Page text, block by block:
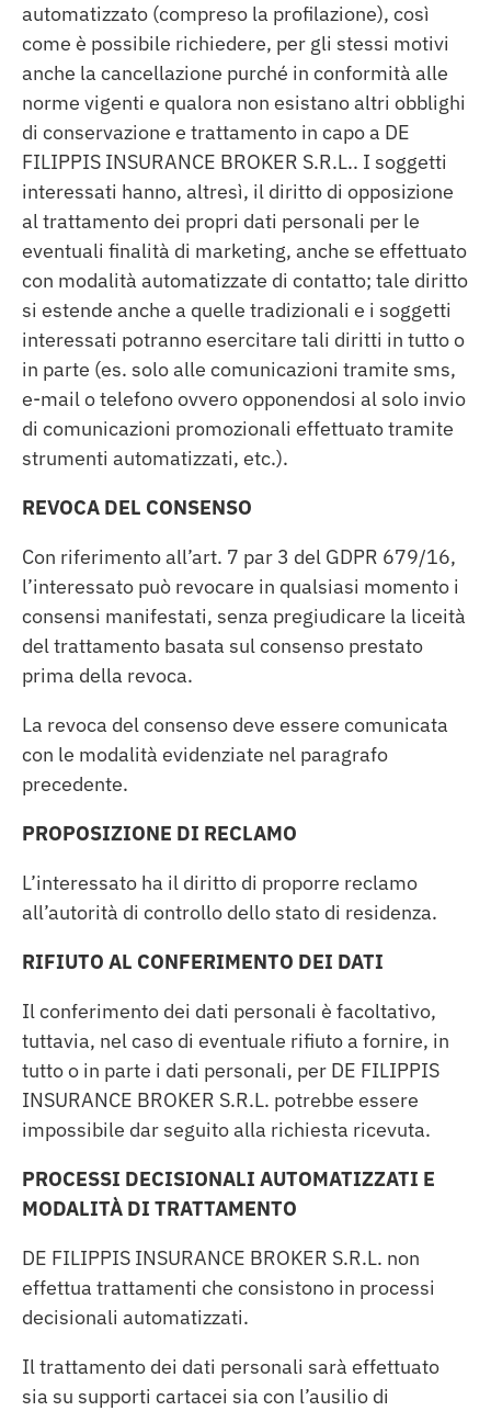
automatizzato (compreso la profilazione), così
come è possibile richiedere, per gli stessi motivi
anche la cancellazione purché in conformità alle
norme vigenti e qualora non esistano altri obblighi
di conservazione e trattamento in capo a DE
FILIPPIS INSURANCE BROKER S.R.L.. I soggetti
interessati hanno, altresì, il diritto di opposizione
al trattamento dei propri dati personali per le
eventuali finalità di marketing, anche se effettuato
con modalità automatizzate di contatto; tale diritto
si estende anche a quelle tradizionali e i soggetti
interessati potranno esercitare tali diritti in tutto o
in parte (es. solo alle comunicazioni tramite sms,
e-mail o telefono ovvero opponendosi al solo invio
di comunicazioni promozionali effettuato tramite
strumenti automatizzati, etc.).
REVOCA DEL CONSENSO
Con riferimento all’art. 7 par 3 del GDPR 679/16,
l’interessato può revocare in qualsiasi momento i
consensi manifestati, senza pregiudicare la liceità
del trattamento basata sul consenso prestato
prima della revoca.
La revoca del consenso deve essere comunicata
con le modalità evidenziate nel paragrafo
precedente.
PROPOSIZIONE DI RECLAMO
L’interessato ha il diritto di proporre reclamo
all’autorità di controllo dello stato di residenza.
RIFIUTO AL CONFERIMENTO DEI DATI
Il conferimento dei dati personali è facoltativo,
tuttavia, nel caso di eventuale rifiuto a fornire, in
tutto o in parte i dati personali, per DE FILIPPIS
INSURANCE BROKER S.R.L. potrebbe essere
impossibile dar seguito alla richiesta ricevuta.
PROCESSI DECISIONALI AUTOMATIZZATI E
MODALITÀ DI TRATTAMENTO
DE FILIPPIS INSURANCE BROKER S.R.L. non
effettua trattamenti che consistono in processi
decisionali automatizzati.
Il trattamento dei dati personali sarà effettuato
sia su supporti cartacei sia con l’ausilio di